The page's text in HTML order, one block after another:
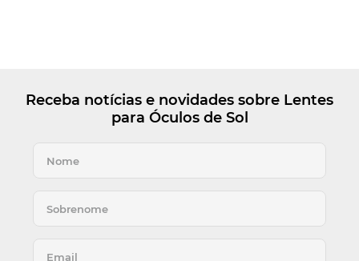
Receba notícias e novidades sobre Lentes
para Óculos de Sol